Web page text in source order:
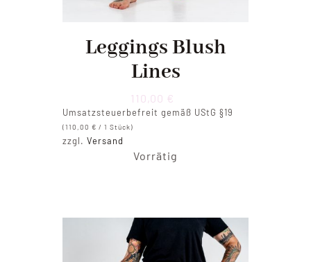
Leggings Blush
Lines
110,00 €
Umsatzsteuerbefreit gemäß UStG §19
(110,00€ / 1 Stück)
zzgl.Versand
Vorrätig